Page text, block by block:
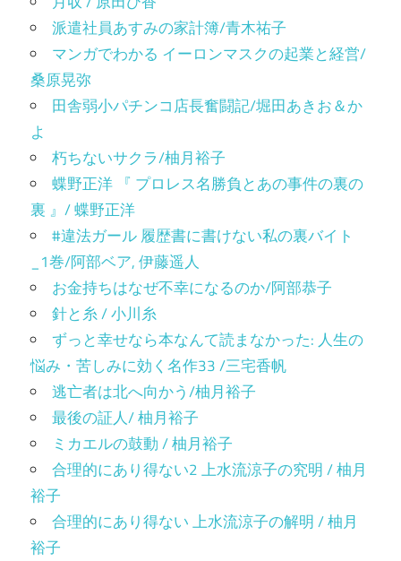
派遣社員あすみの家計簿/青木祐子
マンガでわかる イーロンマスクの起業と経営/
桑原晃弥
田舎弱小パチンコ店長奮闘記/堀田あきお＆か
よ
朽ちないサクラ/柚月裕子
蝶野正洋 『 プロレス名勝負とあの事件の裏の
裏 』/ 蝶野正洋
#違法ガール 履歴書に書けない私の裏バイト
_1巻/阿部ベア, 伊藤遥人
お金持ちはなぜ不幸になるのか/阿部恭子
針と糸 / 小川糸
ずっと幸せなら本なんて読まなかった: 人生の
悩み・苦しみに効く名作33 /三宅香帆
逃亡者は北へ向かう/柚月裕子
最後の証人/ 柚月裕子
ミカエルの鼓動 / 柚月裕子
合理的にあり得ない2 上水流涼子の究明 / 柚月
裕子
合理的にあり得ない 上水流涼子の解明 / 柚月
裕子